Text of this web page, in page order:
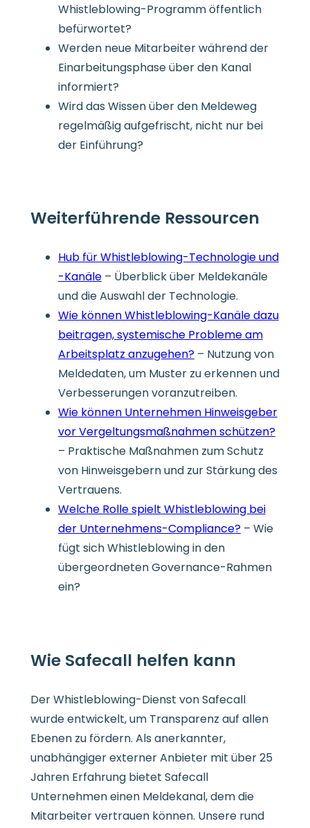
Whistleblowing-Programm öffentlich
befürwortet?
Werden neue Mitarbeiter während der
Einarbeitungsphase über den Kanal
informiert?
Wird das Wissen über den Meldeweg
regelmäßig aufgefrischt, nicht nur bei
der Einführung?
Weiterführende Ressourcen
Hub für Whistleblowing-Technologie und
-Kanäle– Überblick über Meldekanäle
und die Auswahl der Technologie.
Wie können Whistleblowing-Kanäle dazu
beitragen, systemische Probleme am
Arbeitsplatz anzugehen?– Nutzung von
Meldedaten, um Muster zu erkennen und
Verbesserungen voranzutreiben.
Wie können Unternehmen Hinweisgeber
vor Vergeltungsmaßnahmen schützen?
– Praktische Maßnahmen zum Schutz
von Hinweisgebern und zur Stärkung des
Vertrauens.
Welche Rolle spielt Whistleblowing bei
der Unternehmens-Compliance?– Wie
fügt sich Whistleblowing in den
übergeordneten Governance-Rahmen
ein?
Wie Safecall helfen kann
Der Whistleblowing-Dienst von Safecall
wurde entwickelt, um Transparenz auf allen
Ebenen zu fördern. Als anerkannter,
unabhängiger externer Anbieter mit über 25
Jahren Erfahrung bietet Safecall
Unternehmen einen Meldekanal, dem die
Mitarbeiter vertrauen können. Unsere rund